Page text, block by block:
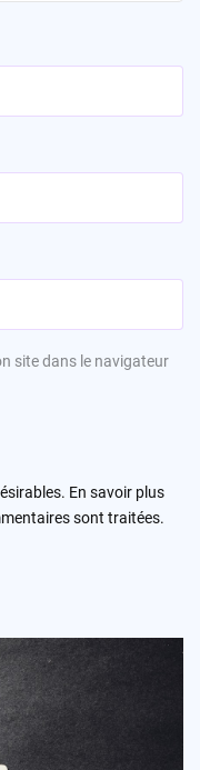
site dans le navigateur
En savoir plus
sont traitées.